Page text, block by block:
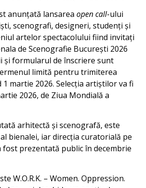
anunțată lansarea open call-ului
scenografi, designeri, studenți și
artelor spectacolului fiind invitați
de Scenografie București 2026
și formularul de înscriere sunt
limită pentru trimiterea
martie 2026. Selecția artiștilor va fi
2026, de Ziua Mondială a
arhitectă și scenografă, este
bienalei, iar direcția curatorială pe
fost prezentată public în decembrie
W.O.R.K. – Women. Oppression.